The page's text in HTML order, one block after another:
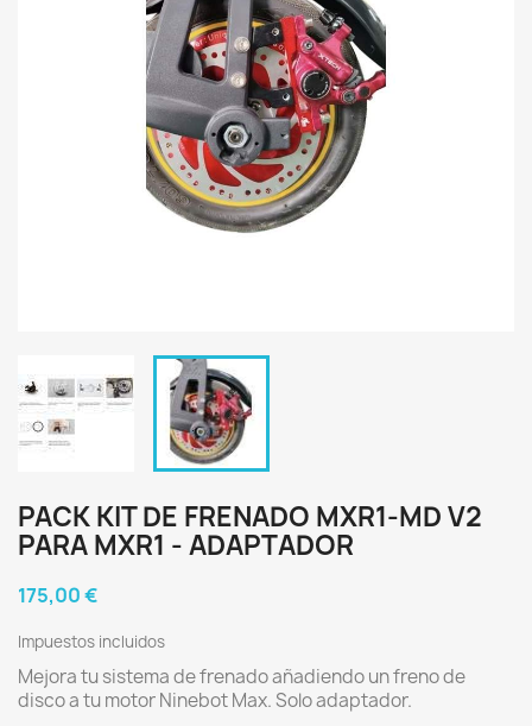
PACK KIT DE FRENADO MXR1-MD V2
PARA MXR1 - ADAPTADOR
175,00 €
Impuestos incluidos
Mejora tu sistema de frenado añadiendo un freno de
disco a tu motor Ninebot Max. Solo adaptador.